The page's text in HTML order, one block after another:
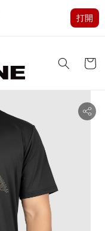
打開